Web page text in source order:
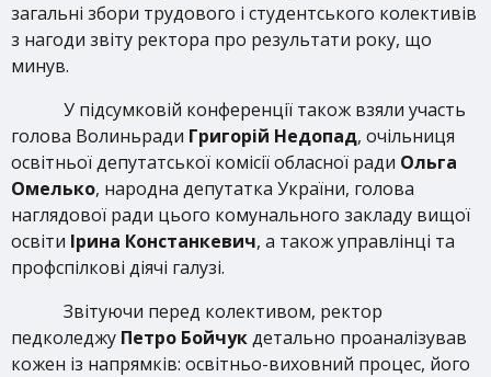
загальні збори трудового і студентського колективів
з нагоди звіту ректора про результати року, що
минув.
У підсумковій конференції також взяли участь
голова Волиньради Григорій Недопад, очільниця
освітньої депутатської комісії обласної ради Ольга
Омелько, народна депутатка України, голова
наглядової ради цього комунального закладу вищої
освіти Ірина Констанкевич, а також управлінці та
профспілкові діячі галузі.
Звітуючи перед колективом, ректор
педколеджу Петро Бойчукдетально проаналізував
кожен із напрямків: освітньо-виховний процес, його